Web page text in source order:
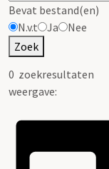
Bevat bestand(en)
N.v.t
Ja
Nee
Zoek
0 zoekresultaten
weergave: